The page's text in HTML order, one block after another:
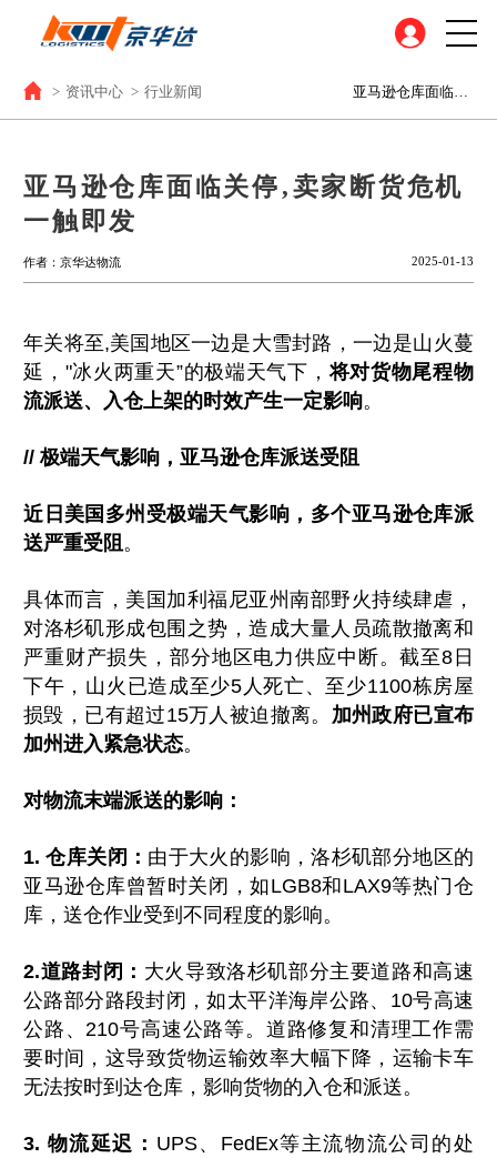
> 资讯中心 > 行业新闻
亚马逊仓库面临关停‚卖家断货危机
一触即发
作者：京华达物流 2025-01-13
年关将至,美国地区一边是大雪封路，一边是山火蔓
延，"冰火两重天”的极端天气下，将对货物尾程物
流派送、入仓上架的时效产生一定影响。
// 极端天气影响，亚马逊仓库派送受阻
近日美国多州受极端天气影响，多个亚马逊仓库派
送严重受阻。
具体而言，美国加利福尼亚州南部野火持续肆虐，
对洛杉矶形成包围之势，造成大量人员疏散撤离和
严重财产损失，部分地区电力供应中断。截至8日
下午，山火已造成至少5人死亡、至少1100栋房屋
损毁，已有超过15万人被迫撤离。 加州政府已宣布
加州进入紧急状态。
对物流末端派送的影响：
1. 仓库关闭： 由于大火的影响，洛杉矶部分地区的
亚马逊仓库曾暂时关闭，如LGB8和LAX9等热门仓
库，送仓作业受到不同程度的影响。
2.道路封闭： 大火导致洛杉矶部分主要道路和高速
公路部分路段封闭，如太平洋海岸公路、10号高速
公路、210号高速公路等。道路修复和清理工作需
要时间，这导致货物运输效率大幅下降，运输卡车
无法按时到达仓库，影响货物的入仓和派送。
3. 物流延迟： UPS、FedEx等主流物流公司的处